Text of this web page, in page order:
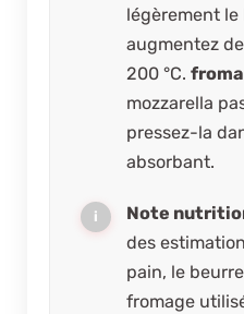
légèrement
augmentez
200 °C.
mozzarella
pressez-la
absorbant.
Note
des
pain, le
fromage